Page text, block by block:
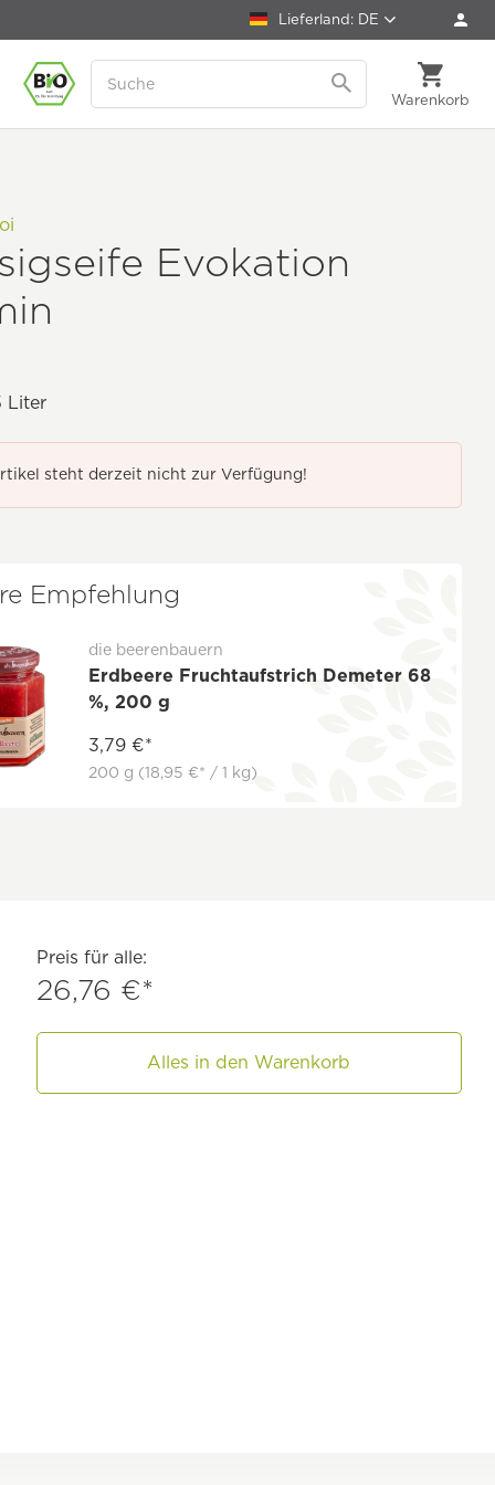
Lieferland: DE
Warenkorb
Evokation
Liter
steht derzeit nicht zur Verfügung!
Empfehlung
die beerenbauern
Erdbeere Fruchtaufstrich Demeter 68
%, 200 g
3,79 €*
200 g (18,95 €* / 1 kg)
Preis für alle:
26,76 €*
Alles in den Warenkorb